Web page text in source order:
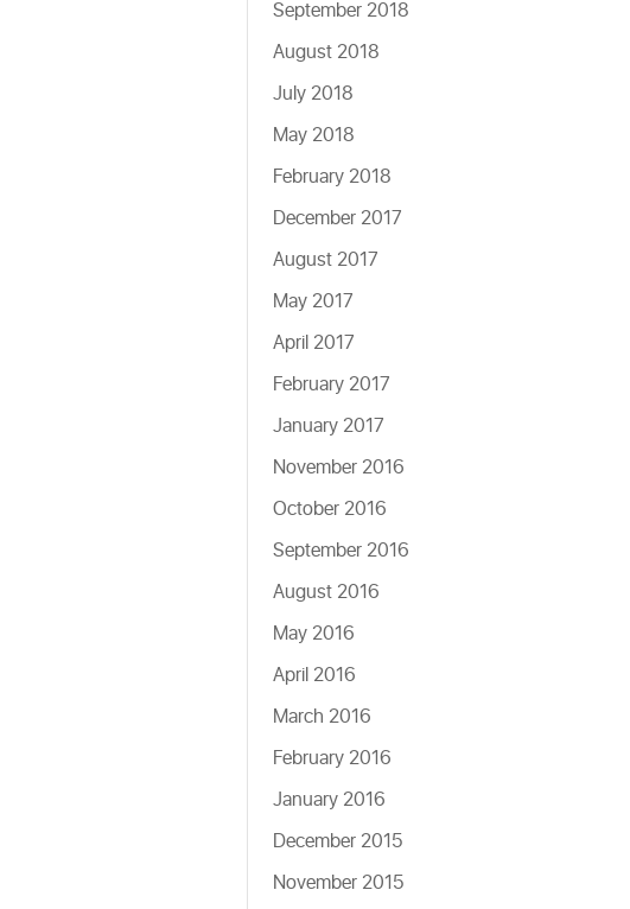
September 2018
August 2018
July 2018
May 2018
February 2018
December 2017
August 2017
May 2017
April 2017
February 2017
January 2017
November 2016
October 2016
September 2016
August 2016
May 2016
April 2016
March 2016
February 2016
January 2016
December 2015
November 2015